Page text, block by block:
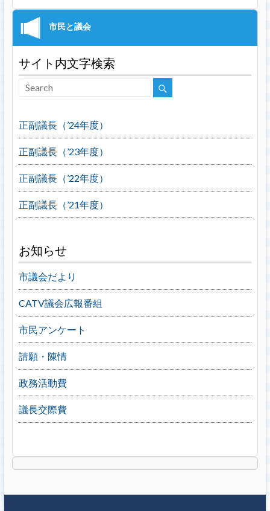
サイト内文字検索
正副議長（’24年度）
正副議長（’23年度）
正副議長（’22年度）
正副議長（’21年度）
お知らせ
市議会だより
CATV議会広報番組
市民アンケート
請願・陳情
政務活動費
議長交際費